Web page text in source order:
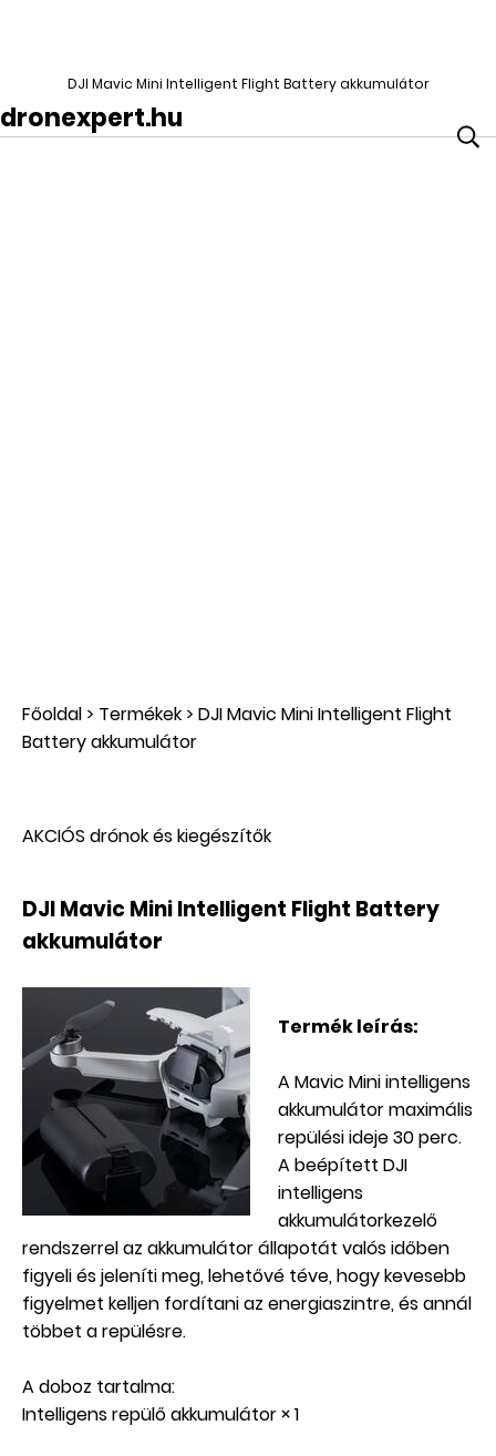
DJI Mavic Mini Intelligent Flight Battery akkumulátor
dronexpert.hu
Főoldal> Termékek> DJI Mavic Mini Intelligent Flight
Battery akkumulátor
AKCIÓS drónok és kiegészítők
DJI Mavic Mini Intelligent Flight Battery
akkumulátor
Termék leírás:
A Mavic Mini intelligens
akkumulátor maximális
repülési ideje 30 perc.
A beépített DJI
intelligens
akkumulátorkezelő
rendszerrel az akkumulátor állapotát valós időben
figyeli és jeleníti meg, lehetővé téve, hogy kevesebb
figyelmet kelljen fordítani az energiaszintre, és annál
többet a repülésre.
A doboz tartalma:
Intelligens repülő akkumulátor × 1